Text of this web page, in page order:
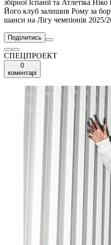
збірної Іспанії та Атлетіка
Його клуб залишив Рому за
шанси на Лігу чемпіонів 2025/
Поділитись
СПЕЦПРОЕКТ
0
коментарі